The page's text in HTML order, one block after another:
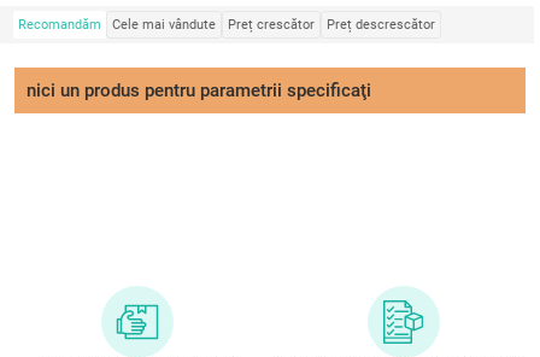
Recomandăm Cele mai vândute Preț crescător Preț descrescător
nici un produs pentru parametrii specificaţi